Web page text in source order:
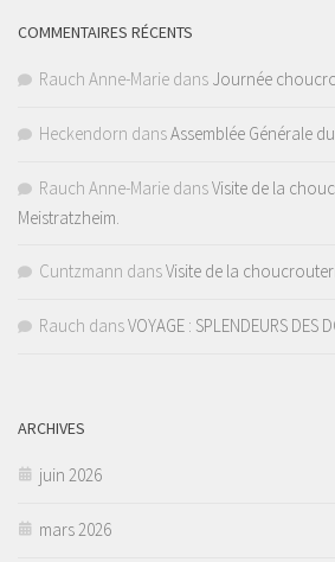
COMMENTAIRES RÉCENTS
Rauch Anne-Marie dans Journée
Heckendorn dansAssemblée Générale
Rauch Anne-Marie dansVisite de la
Meistratzheim.
Cuntzmann dansVisite de la
Rauch dansVOYAGE : SPLENDEURS DES
ARCHIVES
juin 2026
mars 2026